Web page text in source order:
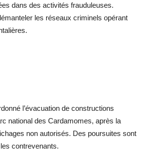
dans des activités frauduleuses.
les réseaux criminels opérant
l’évacuation de constructions
national des Cardamomes, après la
non autorisés. Des poursuites sont
contrevenants.